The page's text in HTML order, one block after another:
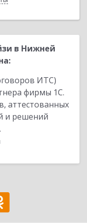
в Нижней
ИТС)
фирмы 1С.
аттестованных
и решений